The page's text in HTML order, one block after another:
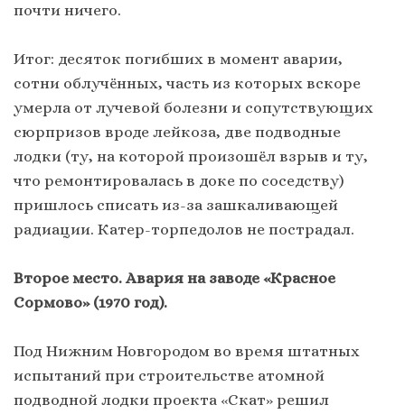
почти ничего.
Итог: десяток погибших в момент аварии,
сотни облучённых, часть из которых вскоре
умерла от лучевой болезни и сопутствующих
сюрпризов вроде лейкоза, две подводные
лодки (ту, на которой произошёл взрыв и ту,
что ремонтировалась в доке по соседству)
пришлось списать из-за зашкаливающей
радиации. Катер-торпедолов не пострадал.
Второе место. Авария на заводе «Красное
Сормово» (1970 год).
Под Нижним Новгородом во время штатных
испытаний при строительстве атомной
подводной лодки проекта «Скат» решил